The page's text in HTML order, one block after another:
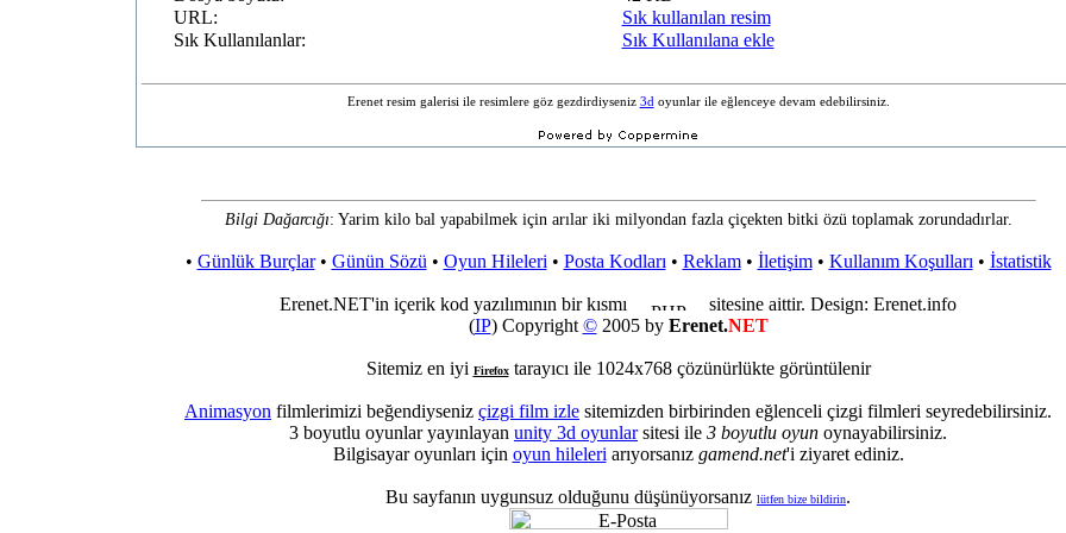
URL:
Sık kullanılan resim
Sık Kullanılanlar:
Sık Kullanılana ekle
Erenet resim galerisi ile resimlere göz gezdirdiyseniz 3d oyunlar ile eğlenceye devam edebilirsiniz.
Bilgi Dağarcığı: Yarim kilo bal yapabilmek için arılar iki milyondan fazla çiçekten bitki özü toplamak zorundadırlar.
• Günlük Burçlar• Günün Sözü • Oyun Hileleri • Posta Kodları • Reklam• İletişim• Kullanım Koşulları • İstatistik
Erenet.NET'in içerik kod yazılımının bir kısmı
sitesine aittir. Design: Erenet.info
(IP) Copyright ©2005 by Erenet.NET
Sitemiz en iyi Firefoxtarayıcı ile 1024x768 çözünürlükte görüntülenir
Animasyon filmlerimizi beğendiyseniz çizgi film izle sitemizden birbirinden eğlenceli çizgi filmleri seyredebilirsiniz.
3 boyutlu oyunlar yayınlayan unity 3d oyunlarsitesi ile 3 boyutlu oyun oynayabilirsiniz.
Bilgisayar oyunları için oyun hileleri arıyorsanız gamend.net'i ziyaret ediniz.
Bu sayfanın uygunsuz olduğunu düşünüyorsanız lütfen bize bildirin.